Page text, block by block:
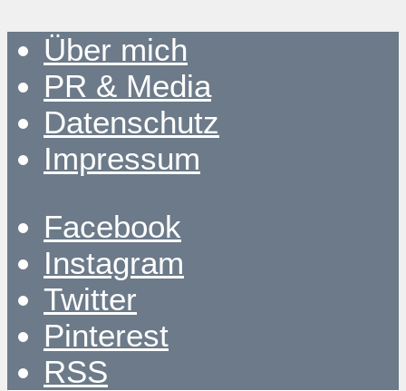
Über mich
PR & Media
Datenschutz
Impressum
Facebook
Instagram
Twitter
Pinterest
RSS